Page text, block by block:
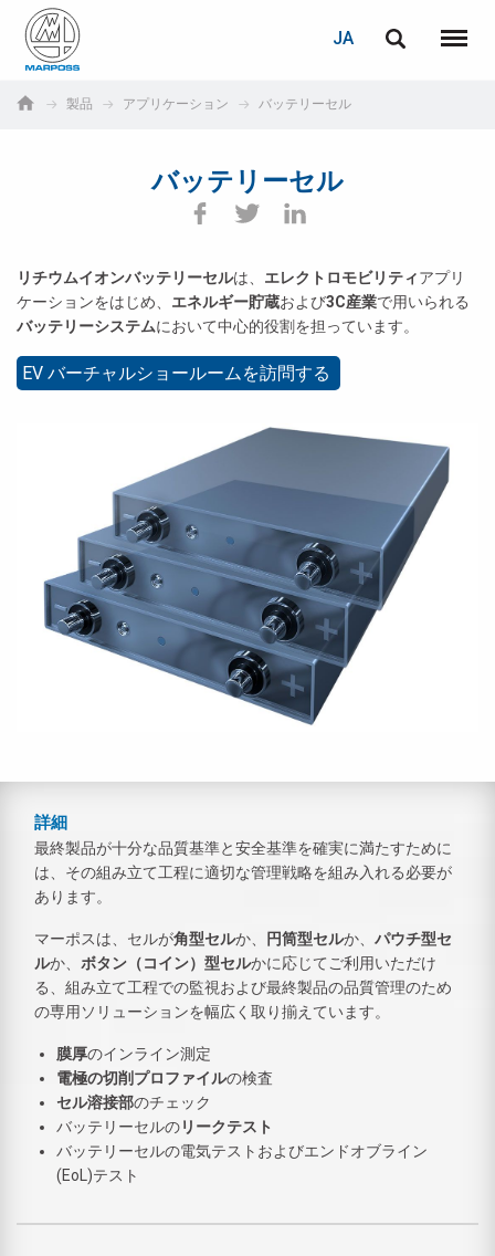
S.p.A.
JA
メニ
製品 アプリケーション バッテリーセル
バッテリーセル
リチウムイオンバッテリーセルは、 エレクトロモビリティアプリ
ケーションをはじめ、 エネルギー貯蔵および3C産業で用いられる
バッテリーシステムにおいて中心的役割を担っています。
EV バーチャルショールームを訪問する
詳細
最終製品が十分な品質基準と安全基準を確実に満たすために
は、その組み立て工程に適切な管理戦略を組み入れる必要が
あります。
マーポスは、セルが角型セルか、 円筒型セルか、 パウチ型セ
ルか、 ボタン（コイン）型セルかに応じてご利用いただけ
る、組み立て工程での監視および最終製品の品質管理のため
の専用ソリューションを幅広く取り揃えています。
膜厚のインライン測定
電極の切削プロファイルの検査
セル溶接部のチェック
バッテリーセルのリークテスト
バッテリーセルの電気テストおよびエンドオブライン
(EoL)テスト
Deutsch
Français
日本語 (Japanese)
中文 (Chinese)
ログイン
未登録の場合、無料でご登録いただけます。